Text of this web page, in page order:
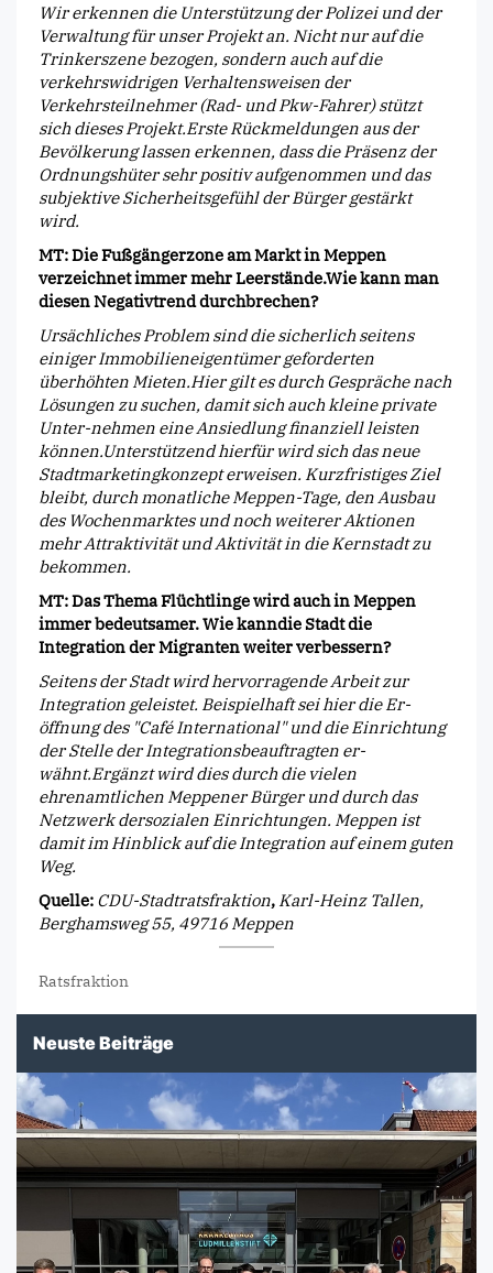
Wir erkennen die Unterstützung der Polizei und der
Verwaltung für unser Projekt an. Nicht nur auf die
Trinkerszene bezogen, sondern auch auf die
verkehrswidrigen Verhaltensweisen der
Verkehrsteilnehmer (Rad- und Pkw-Fahrer) stützt
sich dieses Projekt.Erste Rückmeldungen aus der
Bevölkerung lassen erkennen, dass die Präsenz der
Ordnungshüter sehr positiv aufgenommen und das
subjektive Sicherheitsgefühl der Bürger gestärkt
wird.
MT: Die Fußgängerzone am Markt in Meppen
verzeichnet immer mehr Leerstände.Wie kann man
diesen Negativtrend durchbrechen?
Ursächliches Problem sind die sicherlich seitens
einiger Immobilieneigentümer geforderten
überhöhten Mieten.Hier gilt es durch Gespräche nach
Lösungen zu suchen, damit sich auch kleine private
Unter-nehmen eine Ansiedlung finanziell leisten
können.Unterstützend hierfür wird sich das neue
Stadtmarketingkonzept erweisen. Kurzfristiges Ziel
bleibt, durch monatliche Meppen-Tage, den Ausbau
des Wochenmarktes und noch weiterer Aktionen
mehr Attraktivität und Aktivität in die Kernstadt zu
bekommen.
MT: Das Thema Flüchtlinge wird auch in Meppen
immer bedeutsamer. Wie kanndie Stadt die
Integration der Migranten weiter verbessern?
Seitens der Stadt wird hervorragende Arbeit zur
Integration geleistet. Beispielhaft sei hier die Er-
öffnung des "Café International" und die Einrichtung
der Stelle der Integrationsbeauftragten er-
wähnt.Ergänzt wird dies durch die vielen
ehrenamtlichen Meppener Bürger und durch das
Netzwerk dersozialen Einrichtungen. Meppen ist
damit im Hinblick auf die Integration auf einem guten
Weg.
Quelle: CDU-Stadtratsfraktion, Karl-Heinz Tallen,
Berghamsweg 55, 49716 Meppen
Ratsfraktion
Neuste Beiträge